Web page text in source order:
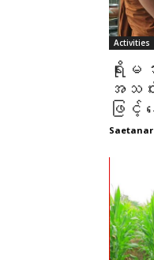
Activities
ရိုးမ
အသင်း
ဖြင့်